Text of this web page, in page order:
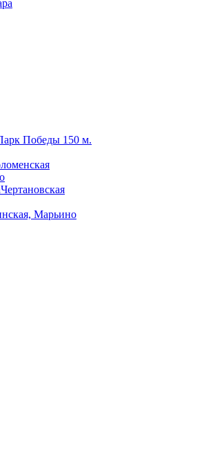
Победы 150 м.
Чертановская
Марьино